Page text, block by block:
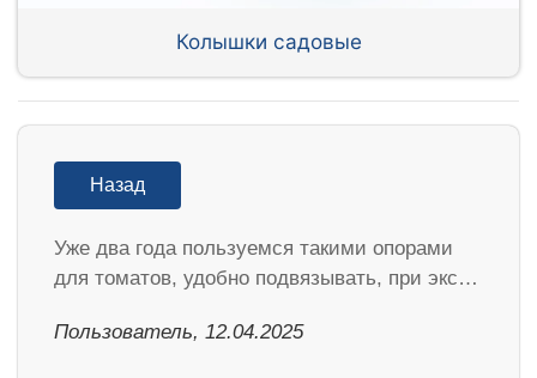
Колышки садовые
Назад
Уже два года пользуемся такими опорами
для томатов, удобно подвязывать, при экс…
Пользователь, 12.04.2025